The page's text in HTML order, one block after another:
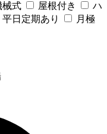
械式 屋根付き
ハ
平日定期あり
月極